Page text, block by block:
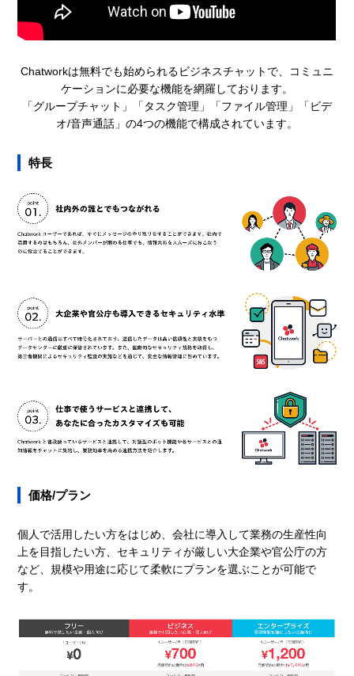
Chatworkは無料でも始められるビジネスチャットで、コミュニ
ケーションに必要な機能を網羅しております。
「グループチャット」「タスク管理」「ファイル管理」「ビデ
オ/音声通話」の4つの機能で構成されています。
特長
価格/プラン
個人で活用したい方をはじめ、会社に導入して業務の生産性向
上を目指したい方、セキュリティが厳しい大企業や官公庁の方
など、規模や用途に応じて柔軟にプランを選ぶことが可能で
す。